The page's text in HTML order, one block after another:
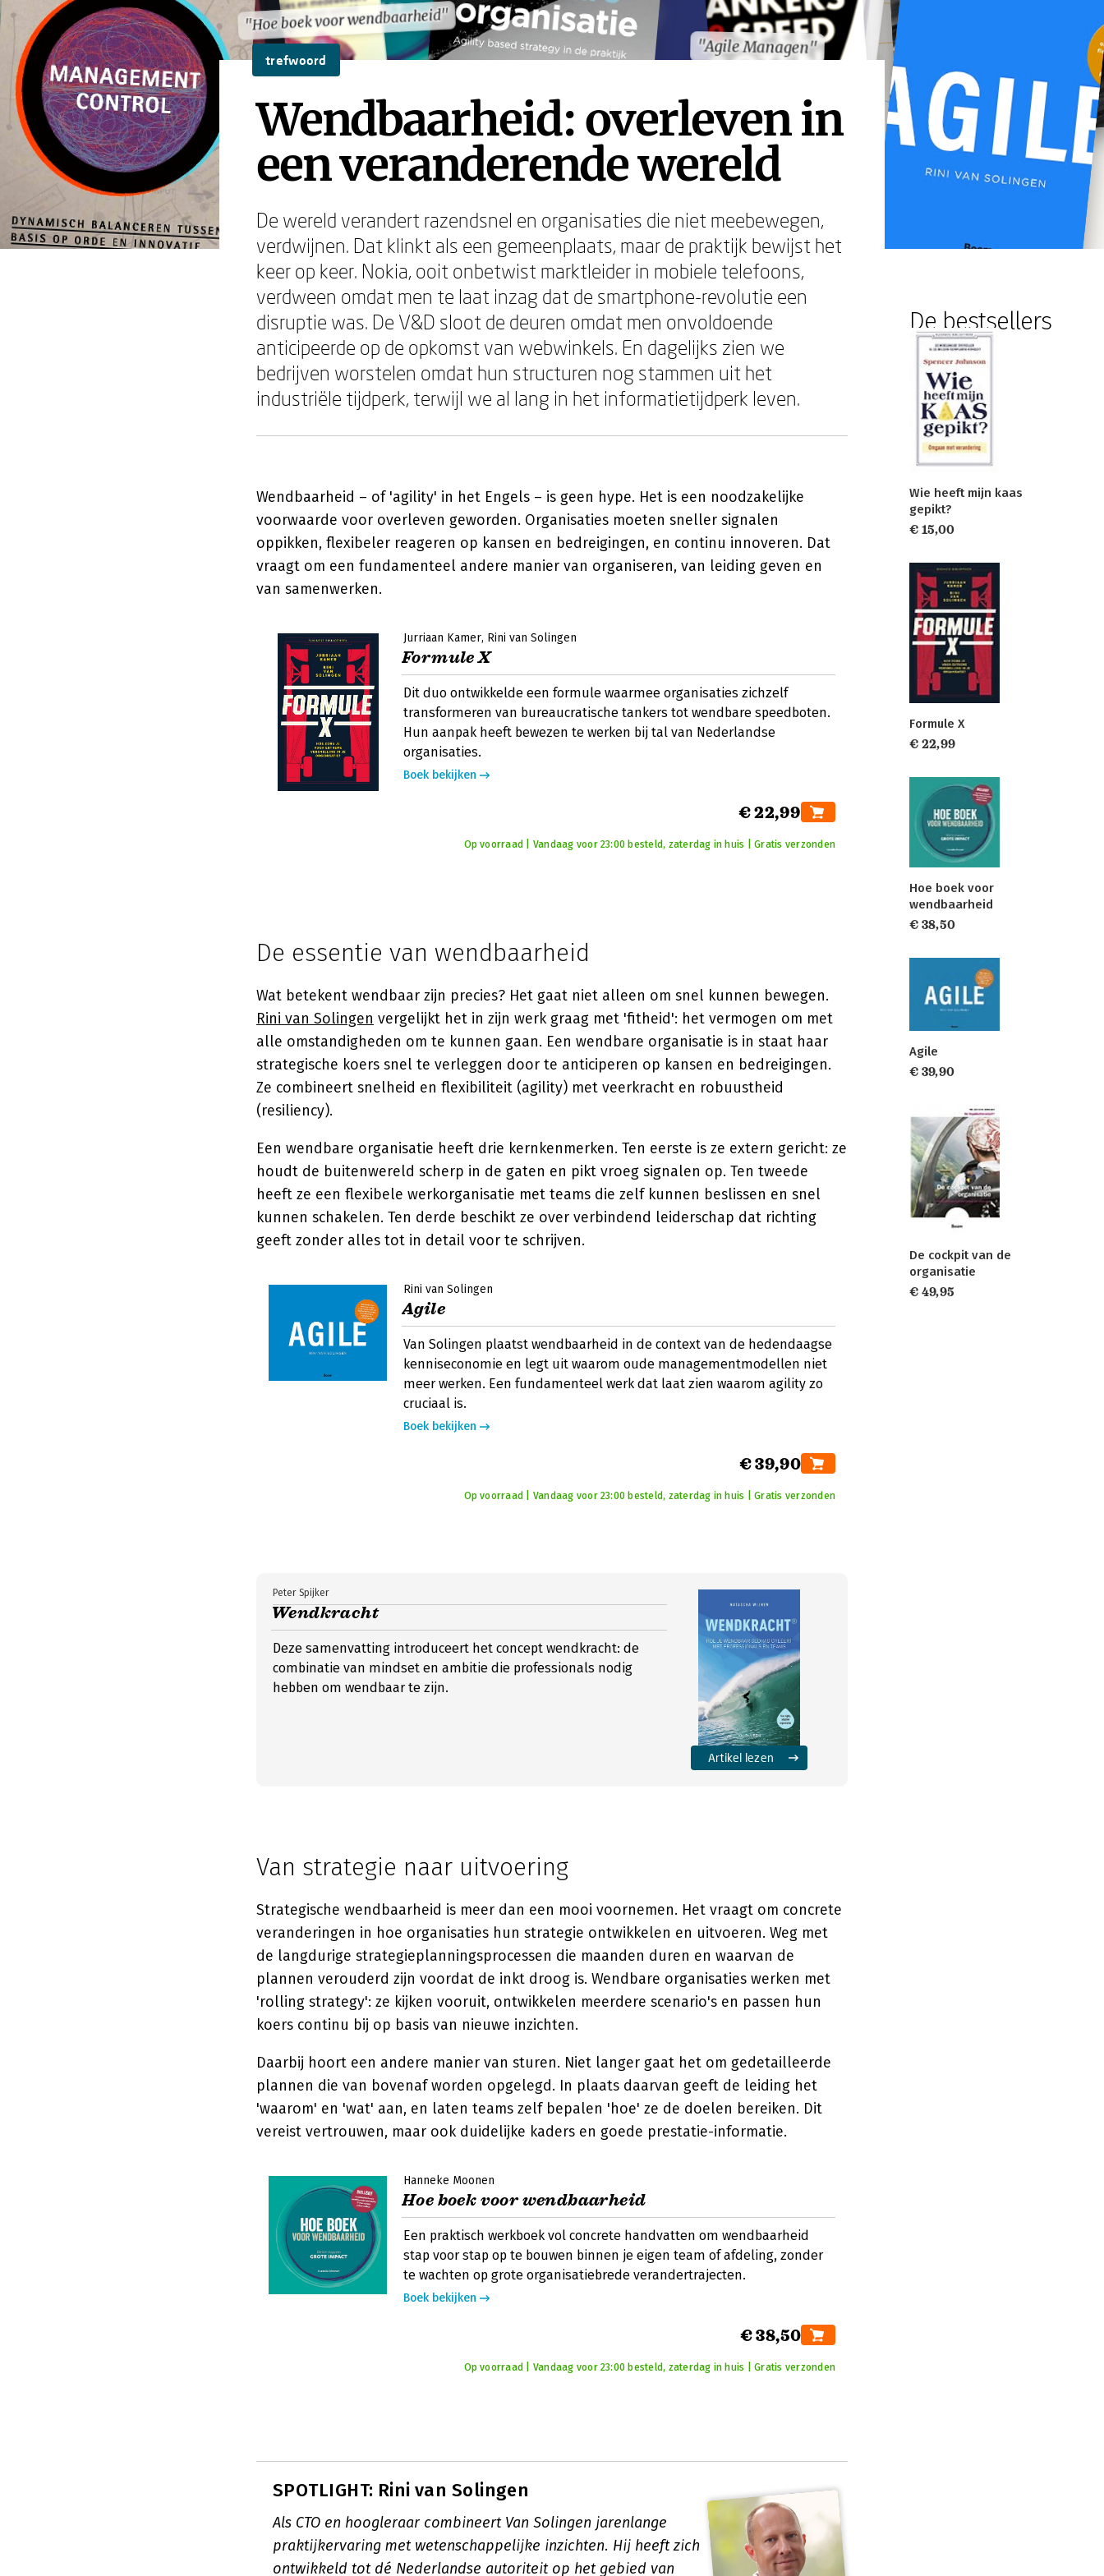
"Hoe boek voor wendbaarheid"
"Agile Managen"
"Hoe boek voor wendbaarheid"
"Agile Managen"
trefwoord
Wendbaarheid: overleven in
een veranderende wereld
De wereld verandert razendsnel en organisaties die niet meebewegen,
verdwijnen. Dat klinkt als een gemeenplaats, maar de praktijk bewijst het
keer op keer. Nokia, ooit onbetwist marktleider in mobiele telefoons,
verdween omdat men te laat inzag dat de smartphone-revolutie een
disruptie was. De V&D sloot de deuren omdat men onvoldoende
anticipeerde op de opkomst van webwinkels. En dagelijks zien we
bedrijven worstelen omdat hun structuren nog stammen uit het
industriële tijdperk, terwijl we al lang in het informatietijdperk leven.
Wendbaarheid – of 'agility' in het Engels – is geen hype. Het is een noodzakelijke
voorwaarde voor overleven geworden. Organisaties moeten sneller signalen
oppikken, flexibeler reageren op kansen en bedreigingen, en continu innoveren. Dat
vraagt om een fundamenteel andere manier van organiseren, van leiding geven en
van samenwerken.
Jurriaan Kamer Rini van Solingen
Formule X
Dit duo ontwikkelde een formule waarmee organisaties zichzelf
transformeren van bureaucratische tankers tot wendbare speedboten.
Hun aanpak heeft bewezen te werken bij tal van Nederlandse
organisaties.
Boek bekijken
€ 22,99
Op voorraad | Vandaag voor 23:00 besteld, zaterdag in huis | Gratis verzonden
De essentie van wendbaarheid
Wat betekent wendbaar zijn precies? Het gaat niet alleen om snel kunnen bewegen.
Rini van Solingen vergelijkt het in zijn werk graag met 'fitheid': het vermogen om met
alle omstandigheden om te kunnen gaan. Een wendbare organisatie is in staat haar
strategische koers snel te verleggen door te anticiperen op kansen en bedreigingen.
Ze combineert snelheid en flexibiliteit (agility) met veerkracht en robuustheid
(resiliency).
Een wendbare organisatie heeft drie kernkenmerken. Ten eerste is ze extern gericht: ze
houdt de buitenwereld scherp in de gaten en pikt vroeg signalen op. Ten tweede
heeft ze een flexibele werkorganisatie met teams die zelf kunnen beslissen en snel
kunnen schakelen. Ten derde beschikt ze over verbindend leiderschap dat richting
geeft zonder alles tot in detail voor te schrijven.
Rini van Solingen
Agile
Van Solingen plaatst wendbaarheid in de context van de hedendaagse
kenniseconomie en legt uit waarom oude managementmodellen niet
meer werken. Een fundamenteel werk dat laat zien waarom agility zo
cruciaal is.
Boek bekijken
€ 39,90
Op voorraad | Vandaag voor 23:00 besteld, zaterdag in huis | Gratis verzonden
Wendkracht
Peter Spijker
Deze samenvatting introduceert het concept wendkracht: de
combinatie van mindset en ambitie die professionals nodig
hebben om wendbaar te zijn.
Artikel lezen
Van strategie naar uitvoering
Strategische wendbaarheid is meer dan een mooi voornemen. Het vraagt om concrete
veranderingen in hoe organisaties hun strategie ontwikkelen en uitvoeren. Weg met
de langdurige strategieplanningsprocessen die maanden duren en waarvan de
plannen verouderd zijn voordat de inkt droog is. Wendbare organisaties werken met
'rolling strategy': ze kijken vooruit, ontwikkelen meerdere scenario's en passen hun
koers continu bij op basis van nieuwe inzichten.
Daarbij hoort een andere manier van sturen. Niet langer gaat het om gedetailleerde
plannen die van bovenaf worden opgelegd. In plaats daarvan geeft de leiding het
'waarom' en 'wat' aan, en laten teams zelf bepalen 'hoe' ze de doelen bereiken. Dit
vereist vertrouwen, maar ook duidelijke kaders en goede prestatie-informatie.
Hanneke Moonen
Hoe boek voor wendbaarheid
Een praktisch werkboek vol concrete handvatten om wendbaarheid
stap voor stap op te bouwen binnen je eigen team of afdeling, zonder
te wachten op grote organisatiebrede verandertrajecten.
Boek bekijken
€ 38,50
Op voorraad | Vandaag voor 23:00 besteld, zaterdag in huis | Gratis verzonden
SPOTLIGHT: Rini van Solingen
Als CTO en hoogleraar combineert Van Solingen jarenlange
praktijkervaring met wetenschappelijke inzichten. Hij heeft zich
ontwikkeld tot dé Nederlandse autoriteit op het gebied van
De bestsellers
Wie heeft mijn kaas
gepikt?
€ 15,00
Formule X
€ 22,99
Hoe boek voor
wendbaarheid
€ 38,50
Agile
€ 39,90
De cockpit van de
organisatie
€ 49,95